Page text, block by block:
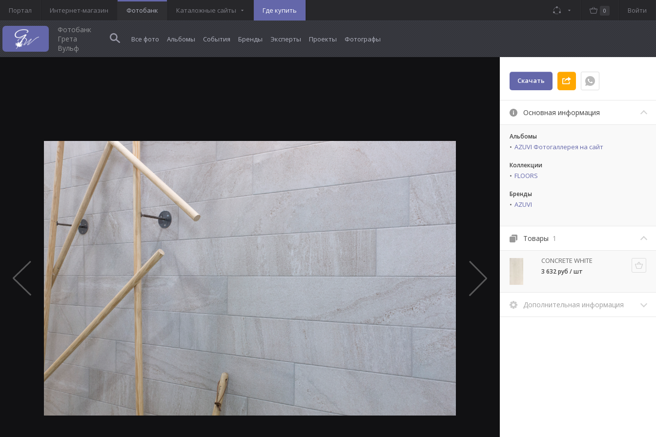
Портал Интернет-магазин Фотобанк Каталожные сайты Где купить Войти
0
Фотобанк
Грета
Вульф
Все фото Альбомы События Бренды Эксперты Проекты Фотографы
Скачать
Основная информация
Альбомы
AZUVI Фотогаллерея на сайт
Коллекции
FLOORS
Бренды
AZUVI
Товары 1
CONCRETE WHITE
3 632 руб / шт
Дополнительная информация